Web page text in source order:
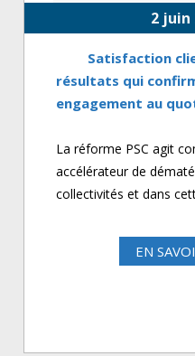
2 juin
Satisfaction
résultats qui
engagement au
La réforme PSC agit
accélérateur de
collectivités et dans
EN